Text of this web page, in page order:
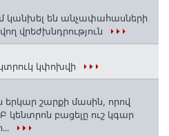
կանխել են անչափահասների
վրեժխնդրություն
կփոխվի
շարքի մասին, որով
կենտրոն բացելը ուշ կգար